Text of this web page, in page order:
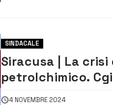
tensione nella zo...
SINDACALE
Siracusa | La crisi
petrolchimico.
lo sciopero del 12
4 NOVEMBRE 2024